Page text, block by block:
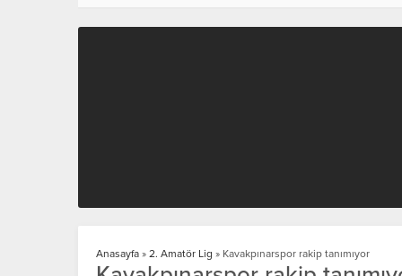
Anasayfa » 2. Amatör Lig » Kavakpınarspor rakip tanımıyor